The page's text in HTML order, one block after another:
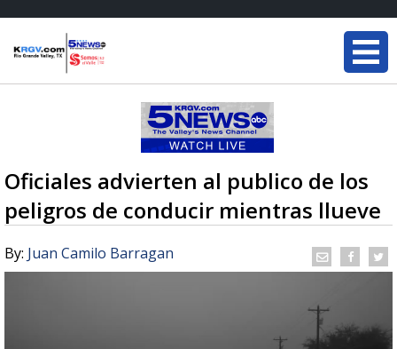
Oficiales advierten al publico de los
peligros de conducir mientras llueve
By: Juan Camilo Barragan